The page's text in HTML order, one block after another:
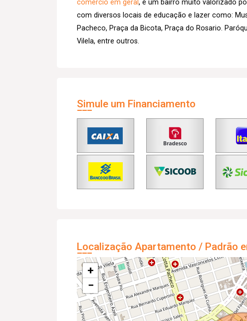
comércio em geral, é um bairro muito valorizado
com diversos locais de educação e lazer como:
Pacheco, Praça da Bicota, Praça do Rosario.
Vilela, entre outros.
Simule um Financiamento
Localização Apartamento / Padrão
+
−